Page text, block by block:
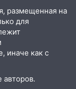
сбил
после
срочно
размещенная на
для
иначе как с
авторов.